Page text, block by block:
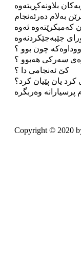
بلاونەکڕیتەوە
بەلام دەرئەنجام
هەموویان کەمبکرێتەوە ئەوە
چون بوو ؟
سەرکی هەبوو ؟
کێ ئەنجامی دا ؟
کرد یان پێیان کرد؟
پرسیارانە وەربگرە
Copyright © 2020